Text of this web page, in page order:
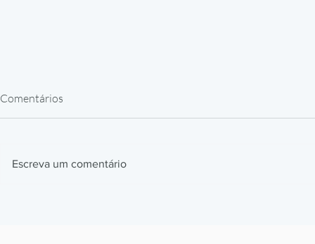
Comentários
Escreva um comentário